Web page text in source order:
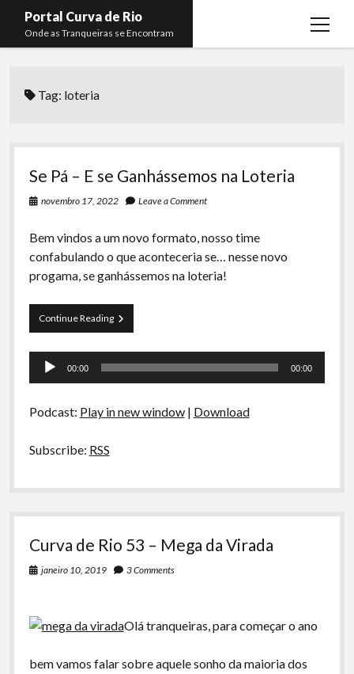
Portal Curva de Rio
Onde as Tranqueiras se Encontram
open
menu
Curva de Rio
Boca do Lixo
Rachão na Beira do RIo
Arquivo CDR
Papo Tranqueira
A Ripa É a Lei
Preliminares
Membros
Rafael Almeida
Tag: loteria
Se Pá – E se Ganhássemos na Loteria
novembro 17, 2022 Leave a Comment
Bem vindos a um novo formato, nosso time
confabulando o que aconteceria se… nesse novo
progama, se ganhássemos na loteria!
Continue ReadingSe
Pá
se
Loteria
Tocador
00:00 00:00
Podcast: Play in new window| Download
Subscribe: RSS
Curva de Rio 53 – Mega da Virada
janeiro 10, 2019 3 Comments
Olá tranqueiras, para começar o ano
bem vamos falar sobre aquele sonho da maioria dos